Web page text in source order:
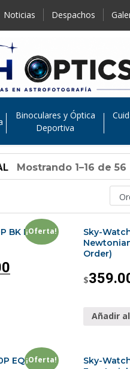
Noticias Despachos
Binoculares y Óptica
Deportiva
Mostrando 1–16 de
¡Oferta!
BK P13065
Sky-
Order)
$
Añadir
¡Oferta!
EQ3 con
Sky-